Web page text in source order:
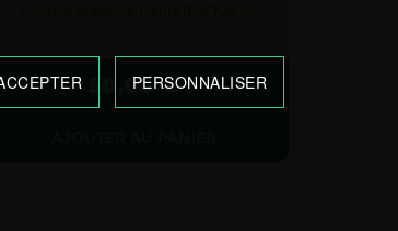
50,00€
PERSONNALISER